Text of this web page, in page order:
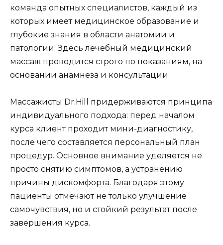
команда опытных специалистов, каждый из
которых имеет медицинское образование и
глубокие знания в области анатомии и
патологии. Здесь лечебный медицинский
массаж проводится строго по показаниям, на
основании анамнеза и консультации.
Массажисты Dr.Hill придерживаются принципа
индивидуального подхода: перед началом
курса клиент проходит мини-диагностику,
после чего составляется персональный план
процедур. Основное внимание уделяется не
просто снятию симптомов, а устранению
причины дискомфорта. Благодаря этому
пациенты отмечают не только улучшение
самочувствия, но и стойкий результат после
завершения курса.